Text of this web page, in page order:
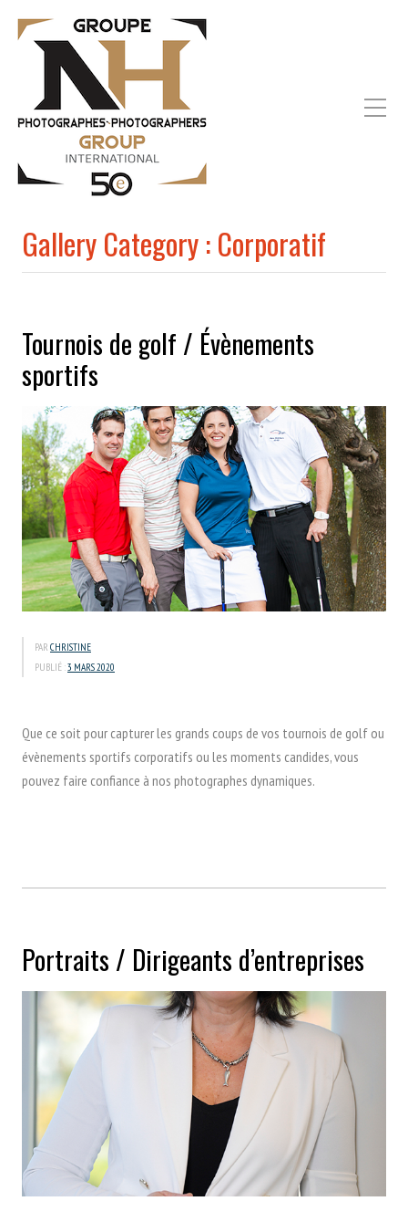
Gallery Category :Corporatif
Tournois de golf / Évènements
sportifs
PAR CHRISTINE
PUBLIÉ :3 MARS 2020
Que ce soit pour capturer les grands coups de vos tournois de golf ou
évènements sportifs corporatifs ou les moments candides, vous
pouvez faire confiance à nos photographes dynamiques.
Portraits / Dirigeants d’entreprises